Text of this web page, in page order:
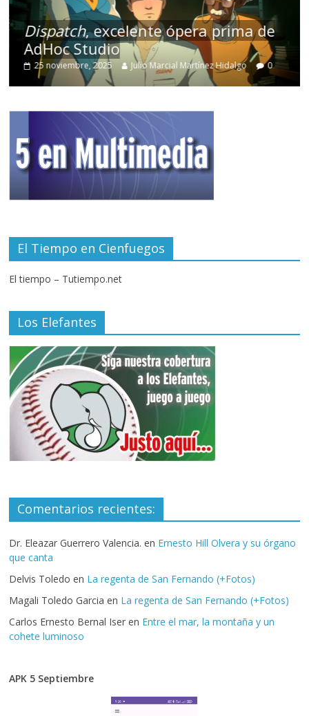
Dispatch, excelente ópera prima de
AdHoc Studio
25 noviembre, 2025 Julio Marcial Martínez Hidalgo 0
El Tiempo en Cienfuegos
El tiempo – Tutiempo.net
Los Elefantes
Comentarios recientes:
Dr. Eleazar Guerrero Valencia. en Ernesto Hill Olvera y su órgano
que canta
Delvis Toledo en La regenta de San Fernando (+Fotos)
Magali Toledo Garcia en La regenta de San Fernando (+Fotos)
Carlos Ernesto Bernal Iser en Entre el mar, la montaña y un
cohete luminoso
APK 5 Septiembre